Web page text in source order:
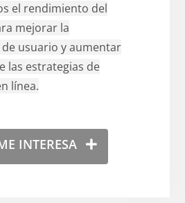
el rendimiento del
mejorar la
usuario y aumentar
las estrategias de
línea.
INTERESA